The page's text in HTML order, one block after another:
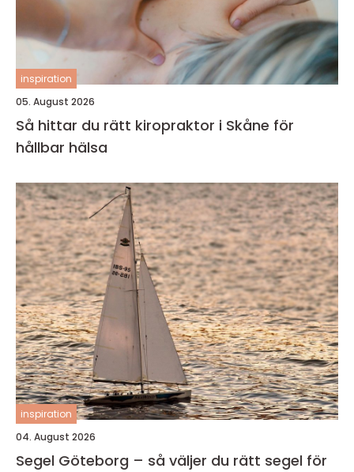
inspiration
05. August 2026
Så hittar du rätt kiropraktor i Skåne för
hållbar hälsa
inspiration
04. August 2026
Segel Göteborg – så väljer du rätt segel för